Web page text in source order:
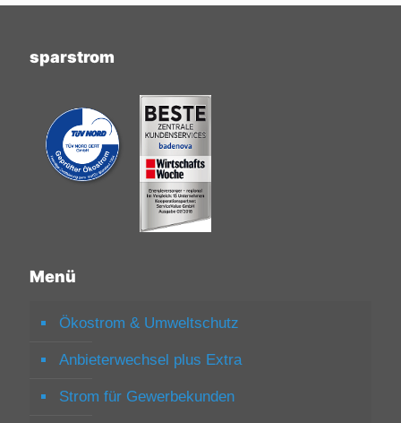
sparstrom
Menü
Ökostrom & Umweltschutz
Anbieterwechsel plus Extra
Strom für Gewerbekunden